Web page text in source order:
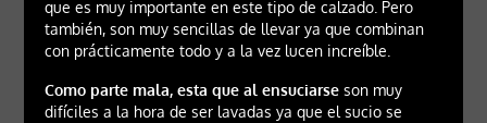
que es muy importante en este tipo de calzado. Pero
también, son muy sencillas de llevar ya que combinan
con prácticamente todo y a la vez lucen increíble.
Como parte mala, esta que al ensuciarseson muy
difíciles a la hora de ser lavadas ya que el sucio se